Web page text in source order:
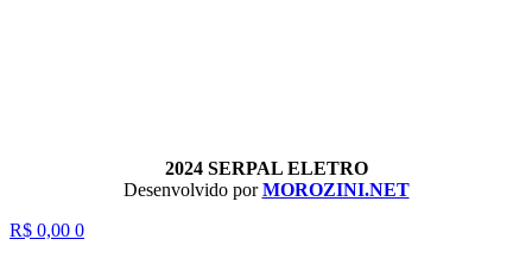
2024 SERPAL ELETRO
Desenvolvido porMOROZINI.NET
R$ 0,00 0